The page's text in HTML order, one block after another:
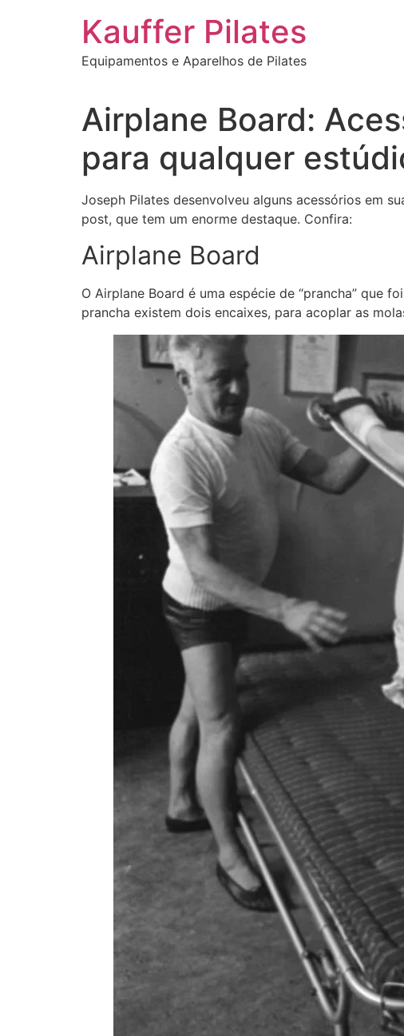
Kauffer Pilates
Equipamentos e Aparelhos de Pilates
Airplane Board:
para qualquer
Joseph Pilates desenvolveu alguns acessórios em
post, que tem um enorme destaque. Confira:
Airplane Board
O Airplane Board é uma espécie de “prancha” que
prancha existem dois encaixes, para acoplar as